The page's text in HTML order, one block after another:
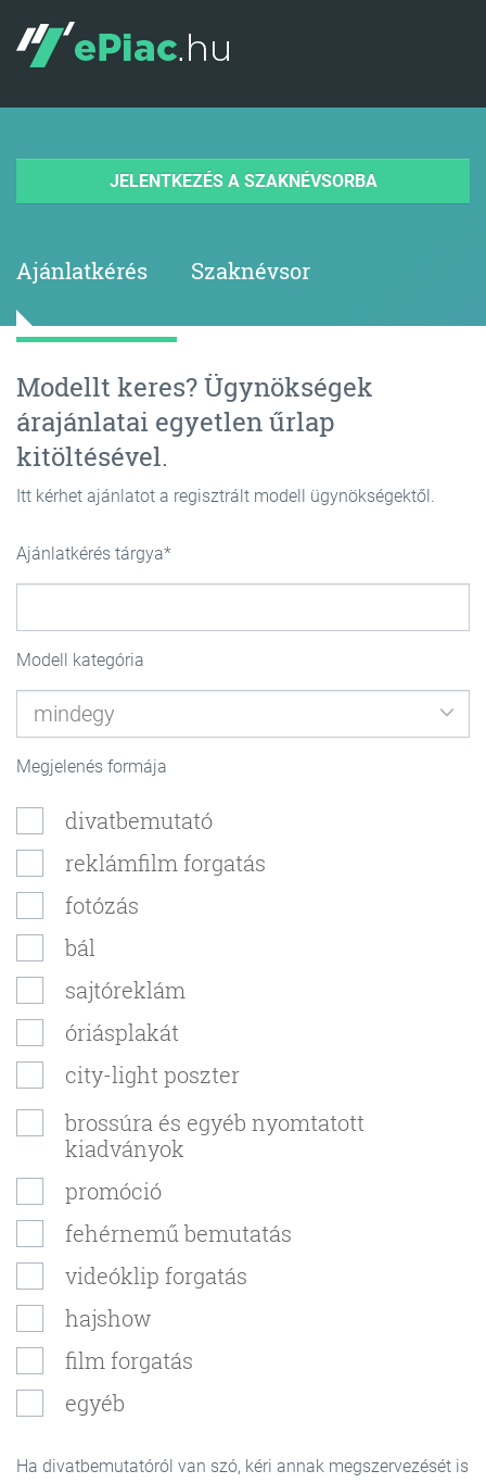
Ajánlatkérés Szaknévsor
JELENTKEZÉS A SZAKNÉVSORBA
Modellt keres? Ügynökségek
árajánlatai egyetlen űrlap
kitöltésével.
Itt kérhet ajánlatot a regisztrált modell ügynökségektől.
Ajánlatkérés tárgya
Modell kategória
Megjelenés formája
divatbemutató
reklámfilm forgatás
fotózás
bál
sajtóreklám
óriásplakát
city-light poszter
brossúra és egyéb nyomtatott
kiadványok
promóció
fehérnemű bemutatás
videóklip forgatás
hajshow
film forgatás
egyéb
Ha divatbemutatóról van szó, kéri annak megszervezését is